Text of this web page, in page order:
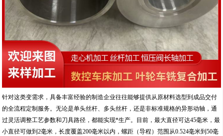
针对这类变需求，具备丰富经验的制造企业往往能够提供从原材料选型到成品交付
的全流程定制服务。无论是单头丝杆、多头丝杆，还是非标准规格的异形动轴，通
过灵活调整工艺参数和刀具路径，都能实现*生产。目前，最大直径可达45毫米，最
小直径可做到2毫米，长度覆盖200毫米以内，螺距（导程）范围从0.524毫米到50毫